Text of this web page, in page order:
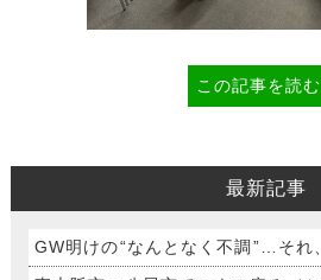
この記事を読む
最新記事